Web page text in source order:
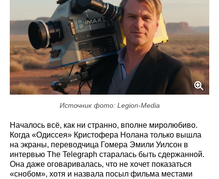
Источник фото: Legion-Media
Началось всё, как ни странно, вполне миролюбиво.
Когда «Одиссея» Кристофера Нолана только вышла
на экраны, переводчица Гомера Эмили Уилсон в
интервью The Telegraph старалась быть сдержанной.
Она даже оговаривалась, что не хочет показаться
«снобом», хотя и назвала посыл фильма местами